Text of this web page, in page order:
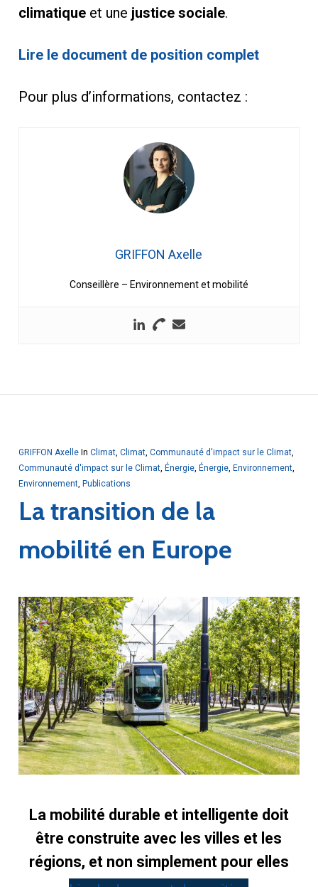
climatiqueet une justice sociale.
Lire le document de position complet
Pour plus d’informations, contactez :
GRIFFON Axelle
Conseillère – Environnement et mobilité
GRIFFON Axelle In Climat, Climat, Communauté d'impact sur le Climat,
Communauté d'impact sur le Climat, Énergie, Énergie, Environnement,
Environnement, Publications
La transition de la
mobilité en Europe
La mobilité durable et intelligente doit
être construite avec les villes et les
régions, et non simplement pour elles